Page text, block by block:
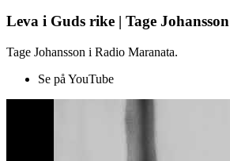
Leva i Guds rike | Tage Johansson
Tage Johansson i Radio Maranata.
Se på YouTube